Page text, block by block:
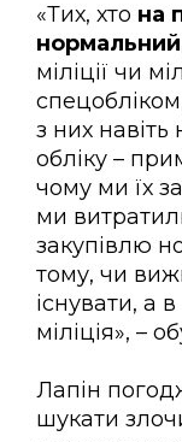
«Тих, хто на
міліції чи
з них навіть
обліку –
чому ми їх
ми
закупівлю
тому, чи
існувати, а
міліція», –
Лапін
шукати